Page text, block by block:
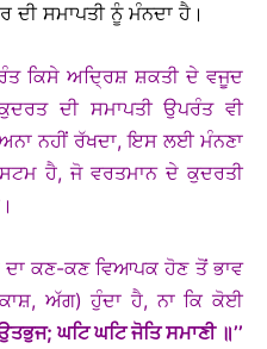
ਦੀ ਸਮਾਪਤੀ ਨੂੰ ਮੰਨਦਾ ਹੈ।
ਕਿਸੇ ਅਦ੍ਰਿਸ਼ ਸ਼ਕਤੀ ਦੇ ਵਜੂਦ
ਦੀ ਸਮਾਪਤੀ ਉਪਰੰਤ ਵੀ
ਨਹੀਂ ਰੱਖਦਾ, ਇਸ ਲਈ ਮੰਨਣਾ
ਹੈ, ਜੋ ਵਰਤਮਾਨ ਦੇ ਕੁਦਰਤੀ
ਕਣ-ਕਣ ਵਿਆਪਕ ਹੋਣ ਤੋਂ ਭਾਵ
ਅੱਗ) ਹੁੰਦਾ ਹੈ, ਨਾ ਕਿ ਕੋਈ
ਘਟਿ ਘਟਿ ਜੋਤਿ ਸਮਾਣੀ ॥’’